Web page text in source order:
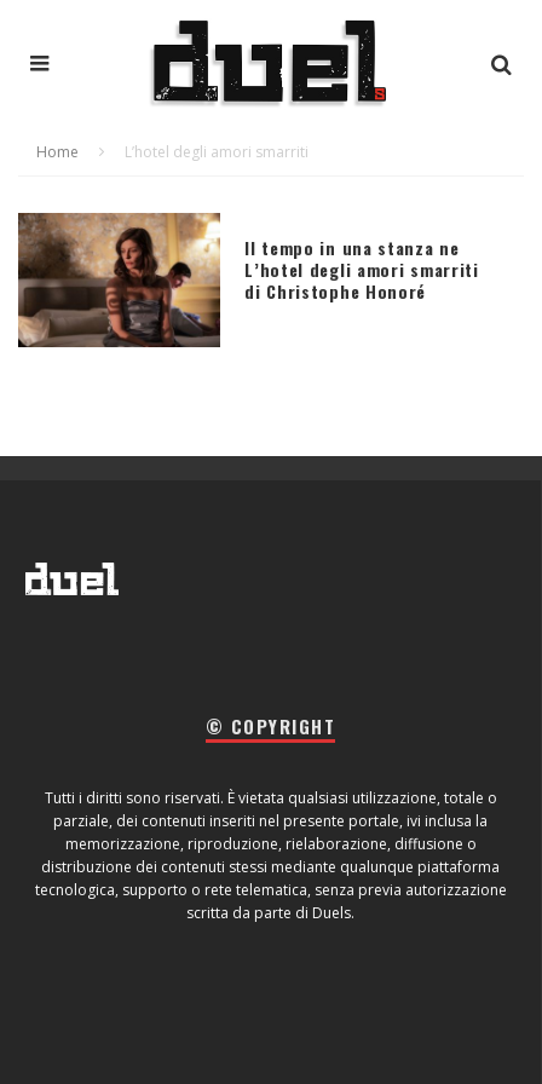
Home L’hotel degli amori smarriti
Il tempo in una stanza ne
L’hotel degli amori smarriti
di Christophe Honoré
© COPYRIGHT
Tutti i diritti sono riservati. È vietata qualsiasi utilizzazione, totale o
parziale, dei contenuti inseriti nel presente portale, ivi inclusa la
memorizzazione, riproduzione, rielaborazione, diffusione o
distribuzione dei contenuti stessi mediante qualunque piattaforma
tecnologica, supporto o rete telematica, senza previa autorizzazione
scritta da parte di Duels.